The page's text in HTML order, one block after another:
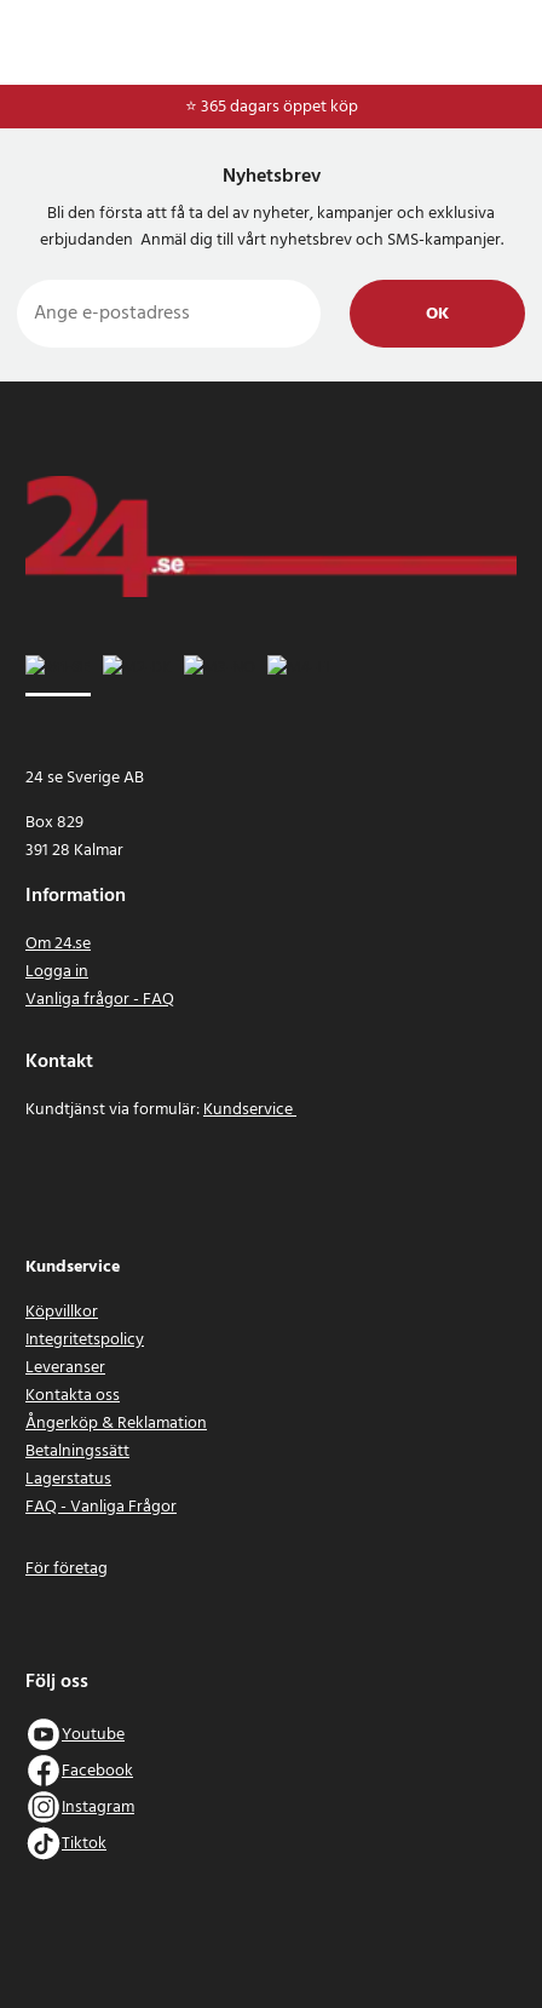
⭐ 365 dagars öppet köp
⭐Frakt 49kr *
Nyhetsbrev
Bli den första att få ta del av nyheter, kampanjer och exklusiva
erbjudanden Anmäl dig till vårt nyhetsbrev och SMS-kampanjer.
OK
24 se Sverige AB
Box 829
391 28 Kalmar
Information
Om 24.se
Logga in
Vanliga frågor - FAQ
Kontakt
Kundtjänst via formulär:Kundservice
Kundservice
Köpvillkor
Integritetspolicy
Leveranser
Kontakta oss
Ångerköp & Reklamation
Betalningssätt
Lagerstatus
FAQ - Vanliga Frågor
För företag
Följ oss
Youtube
Facebook
Instagram
Tiktok